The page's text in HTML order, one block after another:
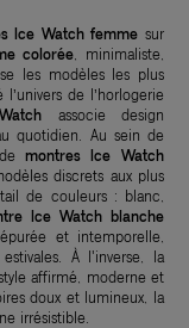
Ice Watch femme sur
colorée , minimaliste,
les modèles les plus
de l’horlogerie
associe design
quotidien. Au sein de
demontres Ice Watch
discrets aux plus
de couleurs : blanc,
Ice Watch blanche
et intemporelle,
À l'inverse, la
affirmé, moderne et
doux et lumineux, la
irrésistible.